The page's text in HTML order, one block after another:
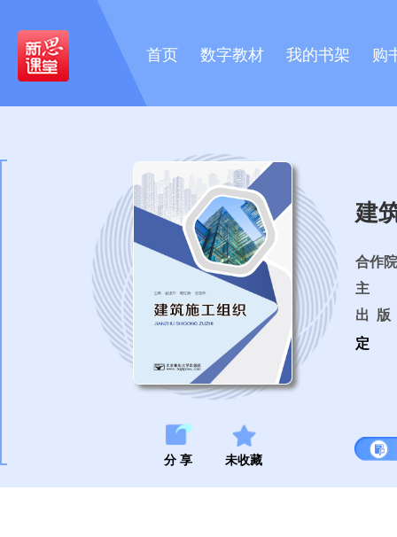
首页 数字教材 我的书架 购
分 享 未收藏
建
合作
主
出 版
定